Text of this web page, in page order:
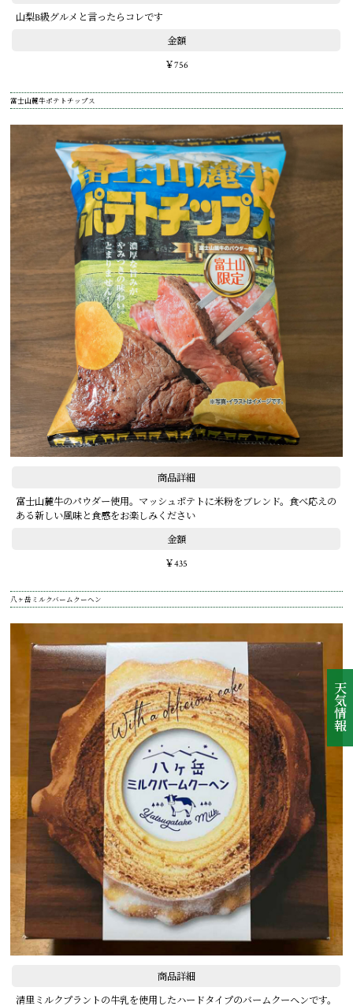
天気情報
山梨B級グルメと言ったらコレです
金額
￥756
富士山麓牛ポテトチップス
商品詳細
富士山麓牛のパウダー使用。マッシュポテトに米粉をブレンド。食べ応えの
ある新しい風味と食感をお楽しみください
金額
￥435
八ヶ岳ミルクバームクーヘン
商品詳細
清里ミルクプラントの牛乳を使用したハードタイプのバームクーヘンです。